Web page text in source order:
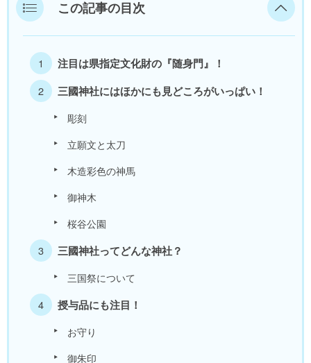
この記事の目次
注目は県指定文化財の『随身門』！
三國神社にはほかにも見どころがいっぱい！
彫刻
立願文と太刀
木造彩色の神馬
御神木
桜谷公園
三國神社ってどんな神社？
三国祭について
授与品にも注目！
お守り
御朱印
若狭町